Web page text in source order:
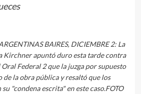
BAIRES, DICIEMBRE 2: La
Kirchner apuntó duro esta tarde contra
Federal 2 que la juzga por supuesto
la obra pública y resaltó que los
"condena escrita" en este caso.FOTO